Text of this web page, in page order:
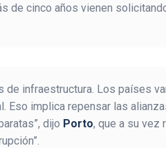
de cinco años vienen
infraestructura. Los países
Eso implica repensar las
dijo Porto, que a su vez